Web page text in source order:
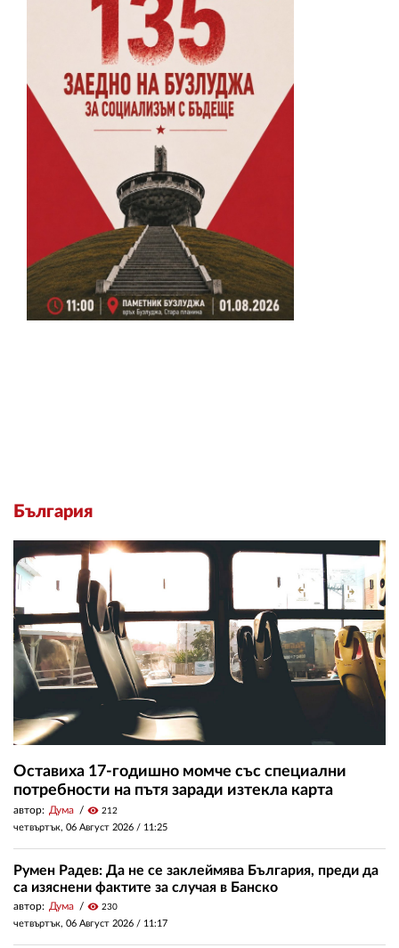
България
Оставиха 17-годишно момче със специални
потребности на пътя заради изтекла карта
автор: Дума visibility 212
четвъртък, 06 Август 2026 / 11:25
Румен Радев: Да не се заклеймява България, преди да
са изяснени фактите за случая в Банско
автор: Дума visibility 230
четвъртък, 06 Август 2026 / 11:17